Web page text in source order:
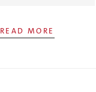
READ MORE